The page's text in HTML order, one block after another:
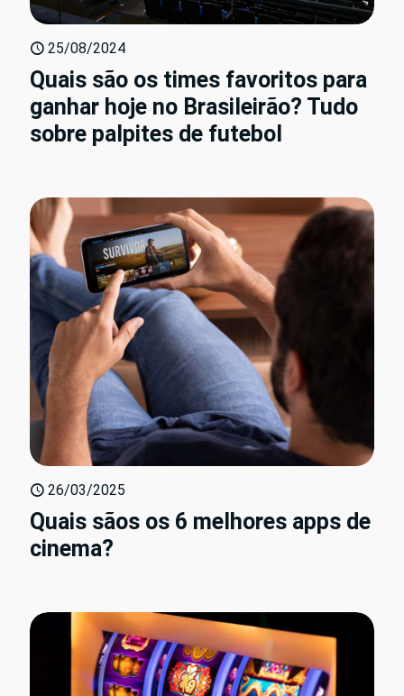
25/08/2024
Quais são os times favoritos para
ganhar hoje no Brasileirão? Tudo
sobre palpites de futebol
26/03/2025
Quais sãos os 6 melhores apps de
cinema?